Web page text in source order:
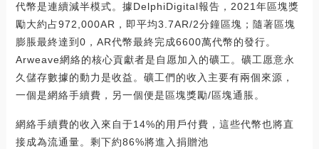
代幣是連續減半模式。據DelphiDigital報告，2021年區塊獎
勵大約占972,000AR，即平均3.7AR/2分鐘區塊；隨著區塊
膨脹最終達到0，AR代幣最終完成6600萬代幣的發行。
Arweave網絡的核心貢獻者是自愿加入的礦工。礦工愿意永
久儲存數據的動力是收益。礦工們的收入主要有兩個來源，
一個是網絡手續費，另一個便是區塊獎勵/區塊通脹。
網絡手續費的收入來自于14%的用戶付費，這些代幣也將直
接成為流通量。剩下約86%將進入捐贈池